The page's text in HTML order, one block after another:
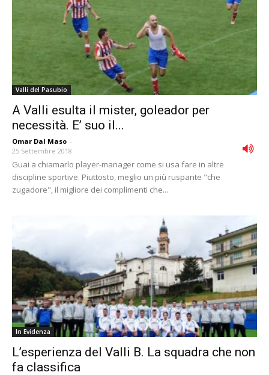
Valli del Pasubio
A Valli esulta il mister, goleador per
necessità. E’ suo il...
Omar Dal Maso -
25 Settembre 2018
Guai a chiamarlo player-manager come si usa fare in altre
discipline sportive. Piuttosto, meglio un più ruspante "che
zugadore", il migliore dei complimenti che...
In Evidenza
L’esperienza del Valli B. La squadra che non
fa classifica